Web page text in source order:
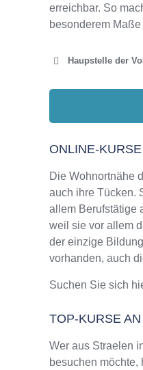
erreichbar. So
besonderem
Haupstelle der
ONLINE-
Die Wohnortnähe
auch ihre Tücken.
allem Berufstätige
weil sie vor allem
der einzige
vorhanden, auch
Suchen Sie sich
TOP-KURSE
Wer aus Straelen
besuchen